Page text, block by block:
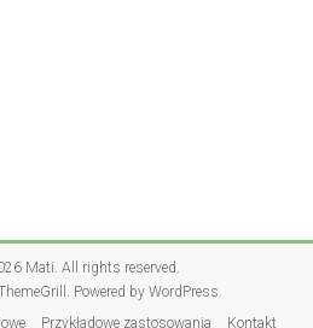
Mati. All rights reserved.
Powered by WordPress.
Przykładowe zastosowania Kontakt